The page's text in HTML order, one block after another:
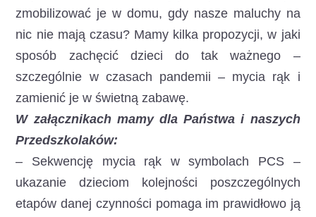
zmobilizować je w domu, gdy nasze maluchy na
nic nie mają czasu? Mamy kilka propozycji, w jaki
sposób zachęcić dzieci do tak ważnego –
szczególnie w czasach pandemii – mycia rąk i
zamienić je w świetną zabawę.
W załącznikach mamy dla Państwa i naszych
Przedszkolaków:
– Sekwencję mycia rąk w symbolach PCS –
ukazanie dzieciom kolejności poszczególnych
etapów danej czynności pomaga im prawidłowo ją